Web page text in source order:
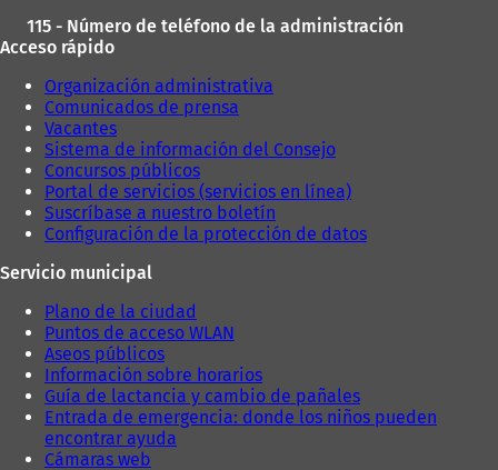
115 - Número de teléfono de la administración
Acceso rápido
Organización administrativa
Comunicados de prensa
Vacantes
Sistema de información del Consejo
Concursos públicos
Portal de servicios (servicios en línea)
Suscríbase a nuestro boletín
Configuración de la protección de datos
Servicio municipal
Plano de la ciudad
Puntos de acceso WLAN
Aseos públicos
Información sobre horarios
Guía de lactancia y cambio de pañales
Entrada de emergencia: donde los niños pueden
encontrar ayuda
Cámaras web